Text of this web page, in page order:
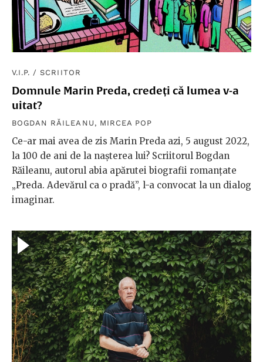
V.I.P. /SCRIITOR
Domnule Marin Preda, credeți că lumea v-a
uitat?
BOGDAN RĂILEANU , MIRCEA POP
Ce-ar mai avea de zis Marin Preda azi, 5 august 2022,
la 100 de ani de la nașterea lui? Scriitorul Bogdan
Răileanu, autorul abia apărutei biografii romanțate
„Preda. Adevărul ca o pradă”, l-a convocat la un dialog
imaginar.